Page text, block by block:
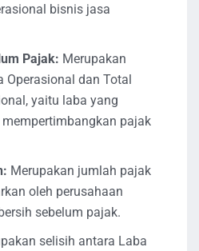
bisnis jasa
Pajak: Merupakan
Operasional dan Total
yaitu laba yang
pajak
Merupakan jumlah pajak
oleh perusahaan
sebelum pajak.
selisih antara Laba